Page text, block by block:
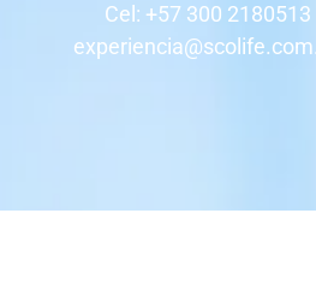
Cel: +57 300 2180513